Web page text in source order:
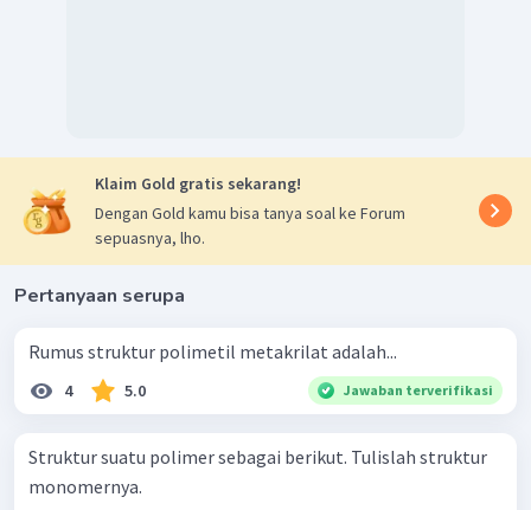
Klaim Gold gratis sekarang!
Dengan Gold kamu bisa tanya soal ke Forum
sepuasnya, lho.
Pertanyaan serupa
Rumus struktur polimetil metakrilat adalah...
4 5.0 Jawaban terverifikasi
Struktur suatu polimer sebagai berikut. Tulislah struktur
monomernya.